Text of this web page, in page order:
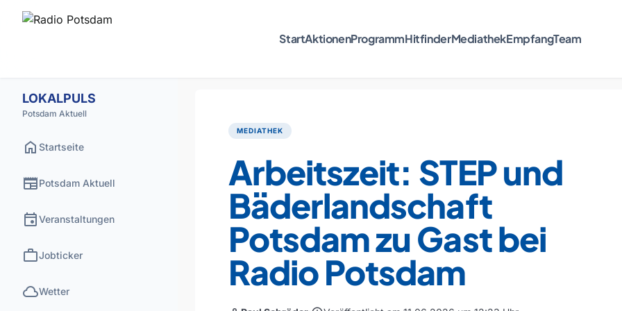
StartAktionenProgrammHitfinderMediathekEmpfangTeam
LOKALPULS
Potsdam Aktuell
home Startseite
newspaperPotsdam Aktuell
eventVeranstaltungen
workJobticker
cloudWetter
MEDIATHEK
Arbeitszeit: STEP und
Bäderlandschaft
Potsdam zu Gast bei
Radio Potsdam